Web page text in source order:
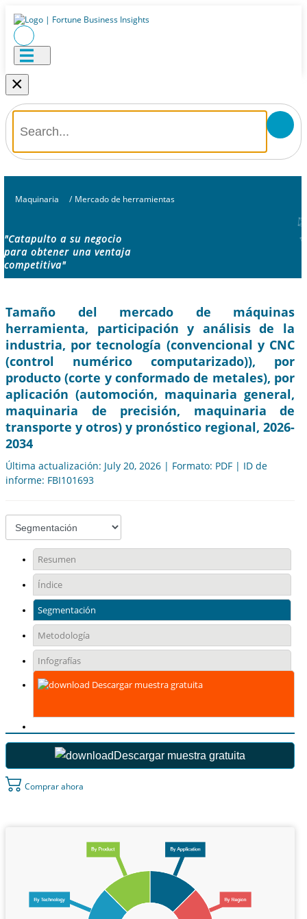
×
Maquinaria / Mercado de herramientas
"Catapulto a su negocio
para obtener una ventaja
competitiva"
Tamaño del mercado de máquinas
herramienta, participación y análisis de la
industria, por tecnología (convencional y CNC
(control numérico computarizado)), por
producto (corte y conformado de metales), por
aplicación (automoción, maquinaria general,
maquinaria de precisión, maquinaria de
transporte y otros) y pronóstico regional, 2026-
2034
Última actualización: July 20, 2026 | Formato: PDF | ID de
informe: FBI101693
Resumen
Índice
Segmentación
Metodología
Infografías
Descargar muestra gratuita
Descargar muestra gratuita
Comprar ahora